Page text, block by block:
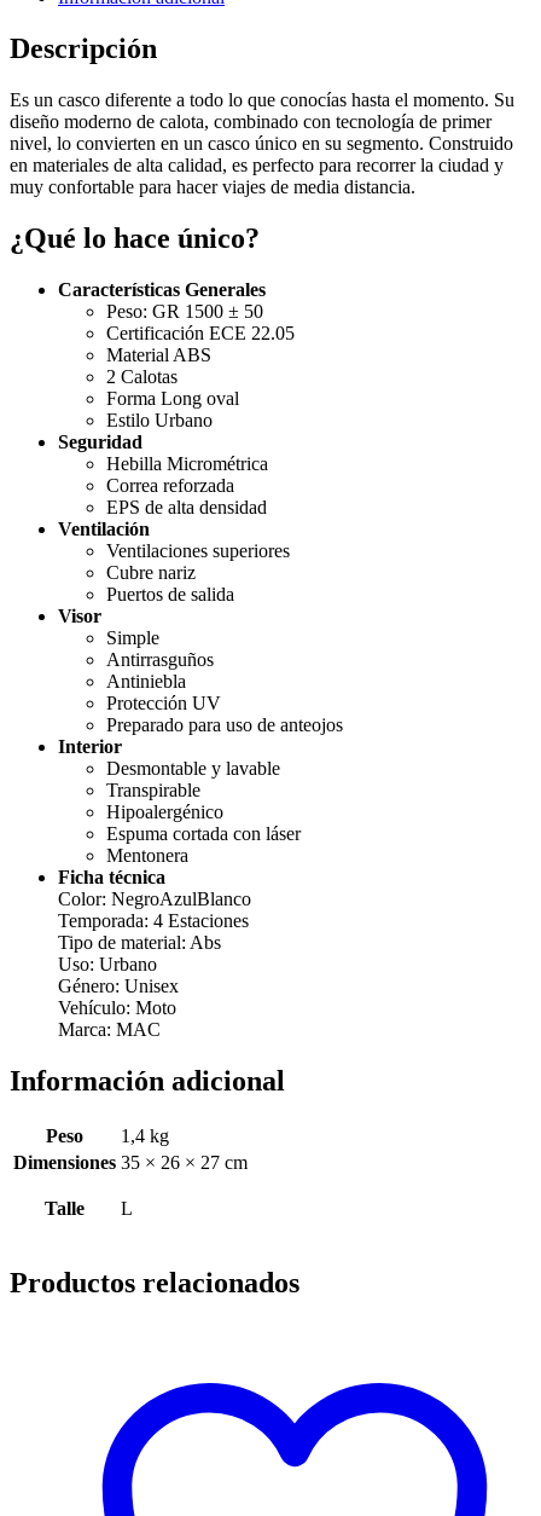
Descripción
Es un casco diferente a todo lo que conocías hasta el momento. Su
diseño moderno de calota, combinado con tecnología de primer
nivel, lo convierten en un casco único en su segmento. Construido
en materiales de alta calidad, es perfecto para recorrer la ciudad y
muy confortable para hacer viajes de media distancia.
¿Qué lo hace único?
Características Generales
Peso: GR 1500 ± 50
Certificación ECE 22.05
Material ABS
2 Calotas
Forma Long oval
Estilo Urbano
Seguridad
Hebilla Micrométrica
Correa reforzada
EPS de alta densidad
Ventilación
Ventilaciones superiores
Cubre nariz
Puertos de salida
Visor
Simple
Antirrasguños
Antiniebla
Protección UV
Preparado para uso de anteojos
Interior
Desmontable y lavable
Transpirable
Hipoalergénico
Espuma cortada con láser
Mentonera
Ficha técnica
Color: NegroAzulBlanco
Temporada: 4 Estaciones
Tipo de material: Abs
Uso: Urbano
Género: Unisex
Vehículo: Moto
Marca: MAC
Información adicional
Peso
1,4 kg
Dimensiones 35 × 26 × 27 cm
Talle L
Productos relacionados